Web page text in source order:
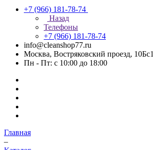
+7 (966) 181-78-74
Назад
Телефоны
+7 (966) 181-78-74
info@cleanshop77.ru
Москва, Востряковский проезд, 10Бс1
Пн - Пт: с 10:00 до 18:00
Главная
–